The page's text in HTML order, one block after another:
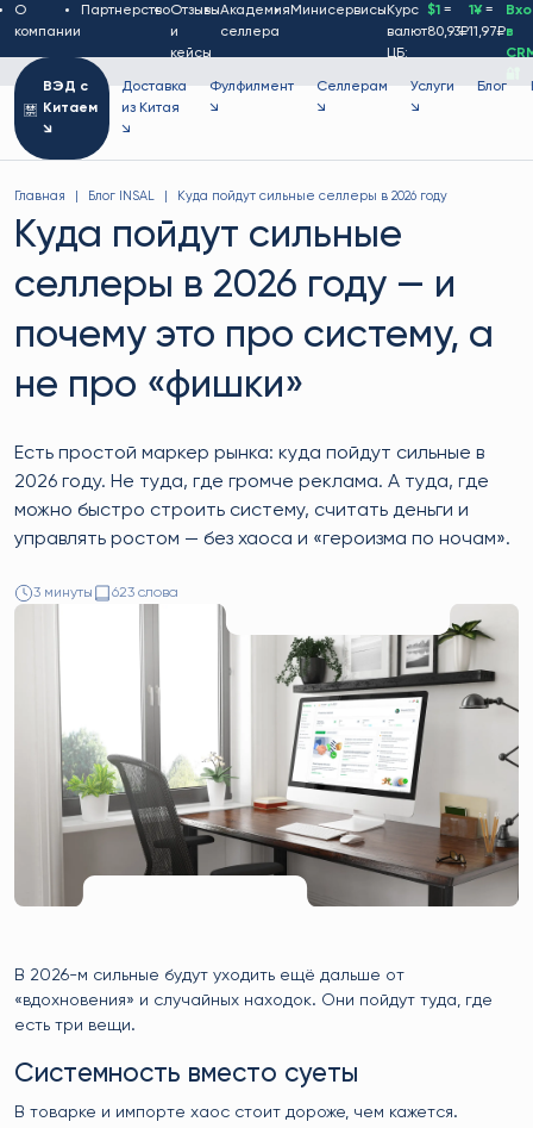
О
компании
ПартнерствоОтзывы
и
кейсы
Академия
селлера
Минисервисы Курс
валют
ЦБ:
$1 =
80,93₽
1¥=
11,97₽в
ВЭД с
Китаем
↘
Доставка
из Китая
↘
Фулфилмент
↘
Селлерам
↘
Услуги
↘
Блог
Главная Блог INSAL Куда пойдут сильные селлеры в 2026 году
Куда пойдут сильные
селлеры в 2026 году — и
почему это про систему, а
не про «фишки»
Есть простой маркер рынка: куда пойдут сильные в
2026 году. Не туда, где громче реклама. А туда, где
можно быстро строить систему, считать деньги и
управлять ростом — без хаоса и «героизма по ночам».
3 минуты 623 слова
В 2026-м сильные будут уходить ещё дальше от
«вдохновения» и случайных находок. Они пойдут туда, где
есть три вещи.
Системность вместо суеты
В товарке и импорте хаос стоит дороже, чем кажется.